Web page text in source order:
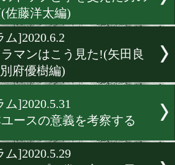
国人選手の活躍を検証す
ラム]2020.6.9
メラマンはこう見た!(内
叶vs小野晃輝編)
ラム]2020.6.5
界のトップと拳を交えた
言(佐藤洋太編)